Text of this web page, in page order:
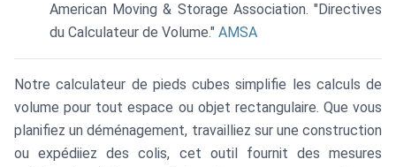
American Moving & Storage Association. "Directives
du Calculateur de Volume." AMSA
Notre calculateur de pieds cubes simplifie les calculs de
volume pour tout espace ou objet rectangulaire. Que vous
planifiez un déménagement, travailliez sur une construction
ou expédiiez des colis, cet outil fournit des mesures